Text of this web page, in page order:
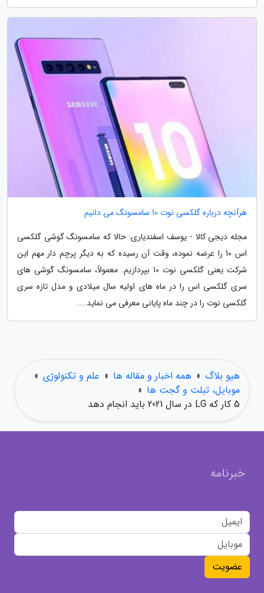
هرآنچه درباره گلکسی نوت 10 سامسونگ می دانیم
مجله دیجی کالا - یوسف اسفندیاری: حالا که سامسونگ گوشی گلکسی
اس 10 را عرضه نموده، وقت آن رسیده که به دیگر پرچم دار مهم این
شرکت یعنی گلکسی نوت 10 بپردازیم. معمولاً، سامسونگ گوشی های
سری گلکسی اس را در ماه های اولیه سال میلادی و مدل تازه سری
گلکسی نوت را در چند ماه پایانی معرفی می نماید....
هیو بلاگ » همه اخبار و مقاله ها » علم و تکنولوژی »
موبایل، تبلت و گجت ها »
5 کار که LG در سال 2021 باید انجام دهد
خبرنامه
عضویت